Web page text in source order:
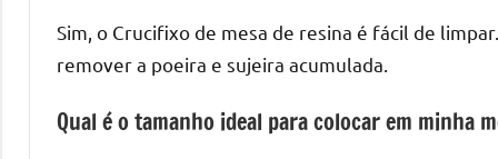
Sim, o Crucifixo de mesa de resina é fácil de
remover a poeira e sujeira acumulada.
Qual é o tamanho ideal para colocar em minha